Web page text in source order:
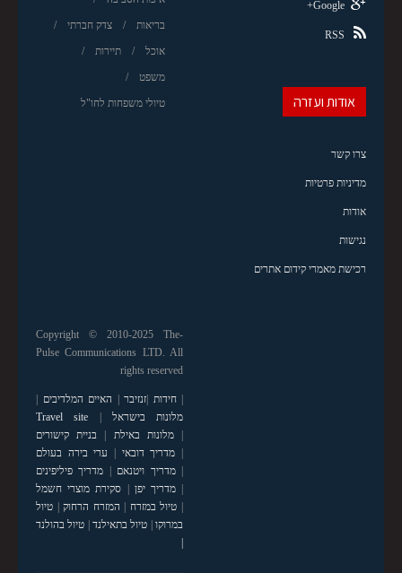
בריאות צדק חברתי
אוכל תיירות
משפט
טיולי משפחות לחו"ל
Google+
RSS
אודות ועזרה
צרו קשר
מדיניות פרטיות
אודות
נגישות
רכישת מאמרי קידום אתרים
Copyright © 2010-2025 The-
Pulse Communications LTD. All
rights reserved
|חידות |זנזיבר | האיים המלדיבים |
מלונות בישראל |
Travel site
|מלונות באילת | בניית קישורים
| מדריך דובאי | ערי בירה בעולם
|מדריך ויטנאם | מדריך פיליפינים
|מדריך יפן | סקירת מוצרי חשמל
| טיול במזרח | המזרח הרחוק| טיול
במרוקו| טיול בתאילנד| טיול בהולנד
|